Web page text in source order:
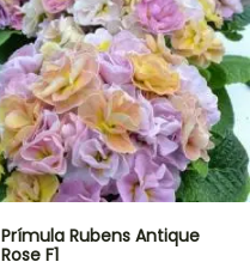
Prímula Rubens Antique
Rose F1